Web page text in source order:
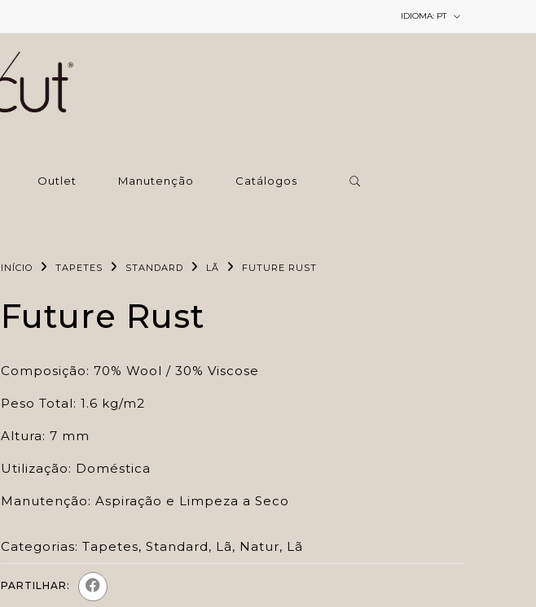
IDIOMA: PT
Outlet Manutenção Catálogos
INÍCIO TAPETES STANDARD LÃ FUTURE RUST
Future Rust
Composição: 70% Wool / 30% Viscose
Peso Total: 1.6 kg/m2
Altura: 7 mm
Utilização: Doméstica
Manutenção: Aspiração e Limpeza a Seco
Categorias: Tapetes, Standard, Lã, Natur, Lã
PARTILHAR: